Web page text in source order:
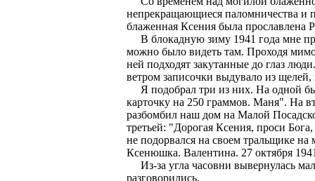
непрекращающиеся паломничества и
блаженная Ксения была прославлена
В блокадную зиму 1941 года мне
можно было видеть там. Проходя
ней подходят закутанные до глаз
ветром записочки выдувало из щелей,
Я подобрал три из них. На одной
карточку на 250 граммов. Маня". На
разбомбил наш дом на Малой
третьей: "Дорогая Ксения, проси
не подорвался на своем тральщике
Ксенюшка. Валентина. 27 октября
Из-за угла часовни вывернулась
разговорились.